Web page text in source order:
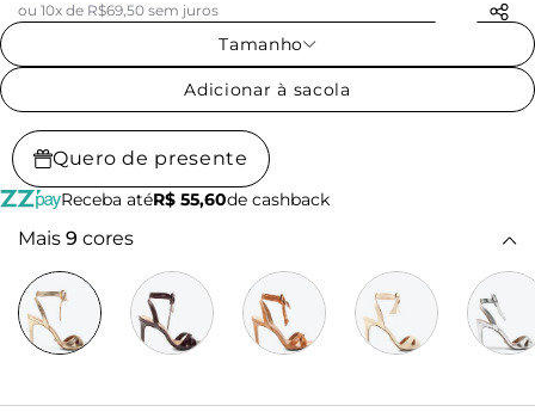
ou 10x de R$69,50 sem juros
Tamanho
Adicionar à sacola
Quero de presente
Receba atéR$ 55,60de cashback
Mais 9 cores